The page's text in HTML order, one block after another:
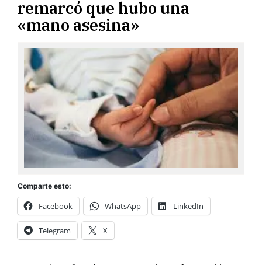
remarcó que hubo una
«mano asesina»
Comparte esto:
Facebook WhatsApp LinkedIn
Telegram X